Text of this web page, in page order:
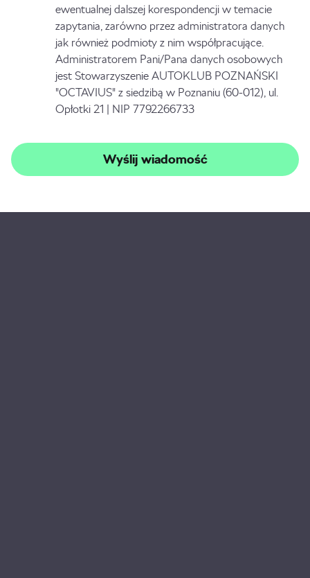
ewentualnej dalszej korespondencji w temacie
zapytania, zarówno przez administratora danych
jak również podmioty z nim współpracujące.
Administratorem Pani/Pana danych osobowych
jest Stowarzyszenie AUTOKLUB POZNAŃSKI
"OCTAVIUS" z siedzibą w Poznaniu (60-012), ul.
Opłotki 21 | NIP 7792266733